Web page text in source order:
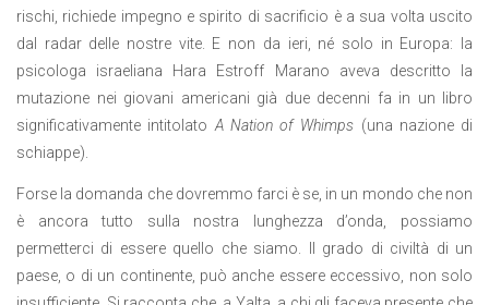
rischi, richiede impegno e spirito di sacrificio è a sua volta uscito
dal radar delle nostre vite. E non da ieri, né solo in Europa: la
psicologa israeliana Hara Estroff Marano aveva descritto la
mutazione nei giovani americani già due decenni fa in un libro
significativamente intitolatoA Nation of Whimps (una nazione di
schiappe).
Forse la domanda che dovremmo farci è se, in un mondo che non
è ancora tutto sulla nostra lunghezza d’onda, possiamo
permetterci di essere quello che siamo. Il grado di civiltà di un
paese, o di un continente, può anche essere eccessivo, non solo